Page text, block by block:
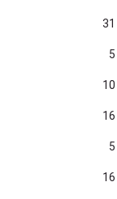
31
5
10
16
5
16